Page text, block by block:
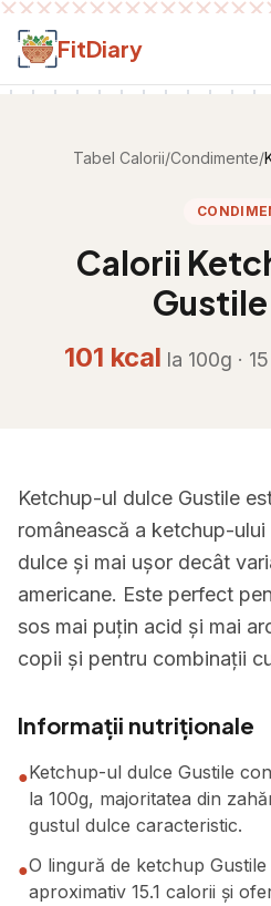
Salt la conținut
FitDiary
Tabel Calorii/Condimente/
Calorii
Gustile
101 kcal la 100g · 15
Ketchup-ul dulce Gustile
românească a ketchup-
dulce și mai ușor decât
americane. Este perfect
sos mai puțin acid și mai
copii și pentru combinații
Informații nutriționale
●Ketchup-ul dulce Gustile
la 100g, majoritatea din
gustul dulce caracteristic.
●O lingură de ketchup
aproximativ 15.1 calorii și